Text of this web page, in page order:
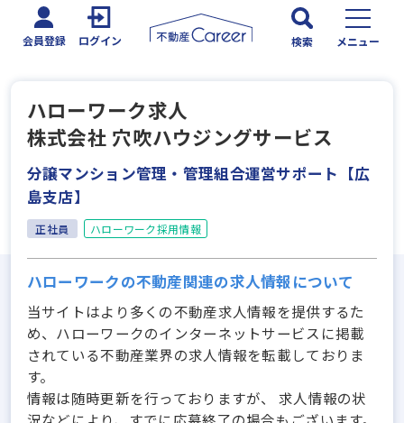
会員登録 ログイン 検索 メニュー
ハローワーク求人
株式会社 穴吹ハウジングサービス
分譲マンション管理・管理組合運営サポート【広
島支店】
正社員 ハローワーク採用情報
ハローワークの不動産関連の求人情報について
当サイトはより多くの不動産求人情報を提供するた
め、ハローワークのインターネットサービスに掲載
されている不動産業界の求人情報を転載しておりま
す。
情報は随時更新を行っておりますが、 求人情報の状